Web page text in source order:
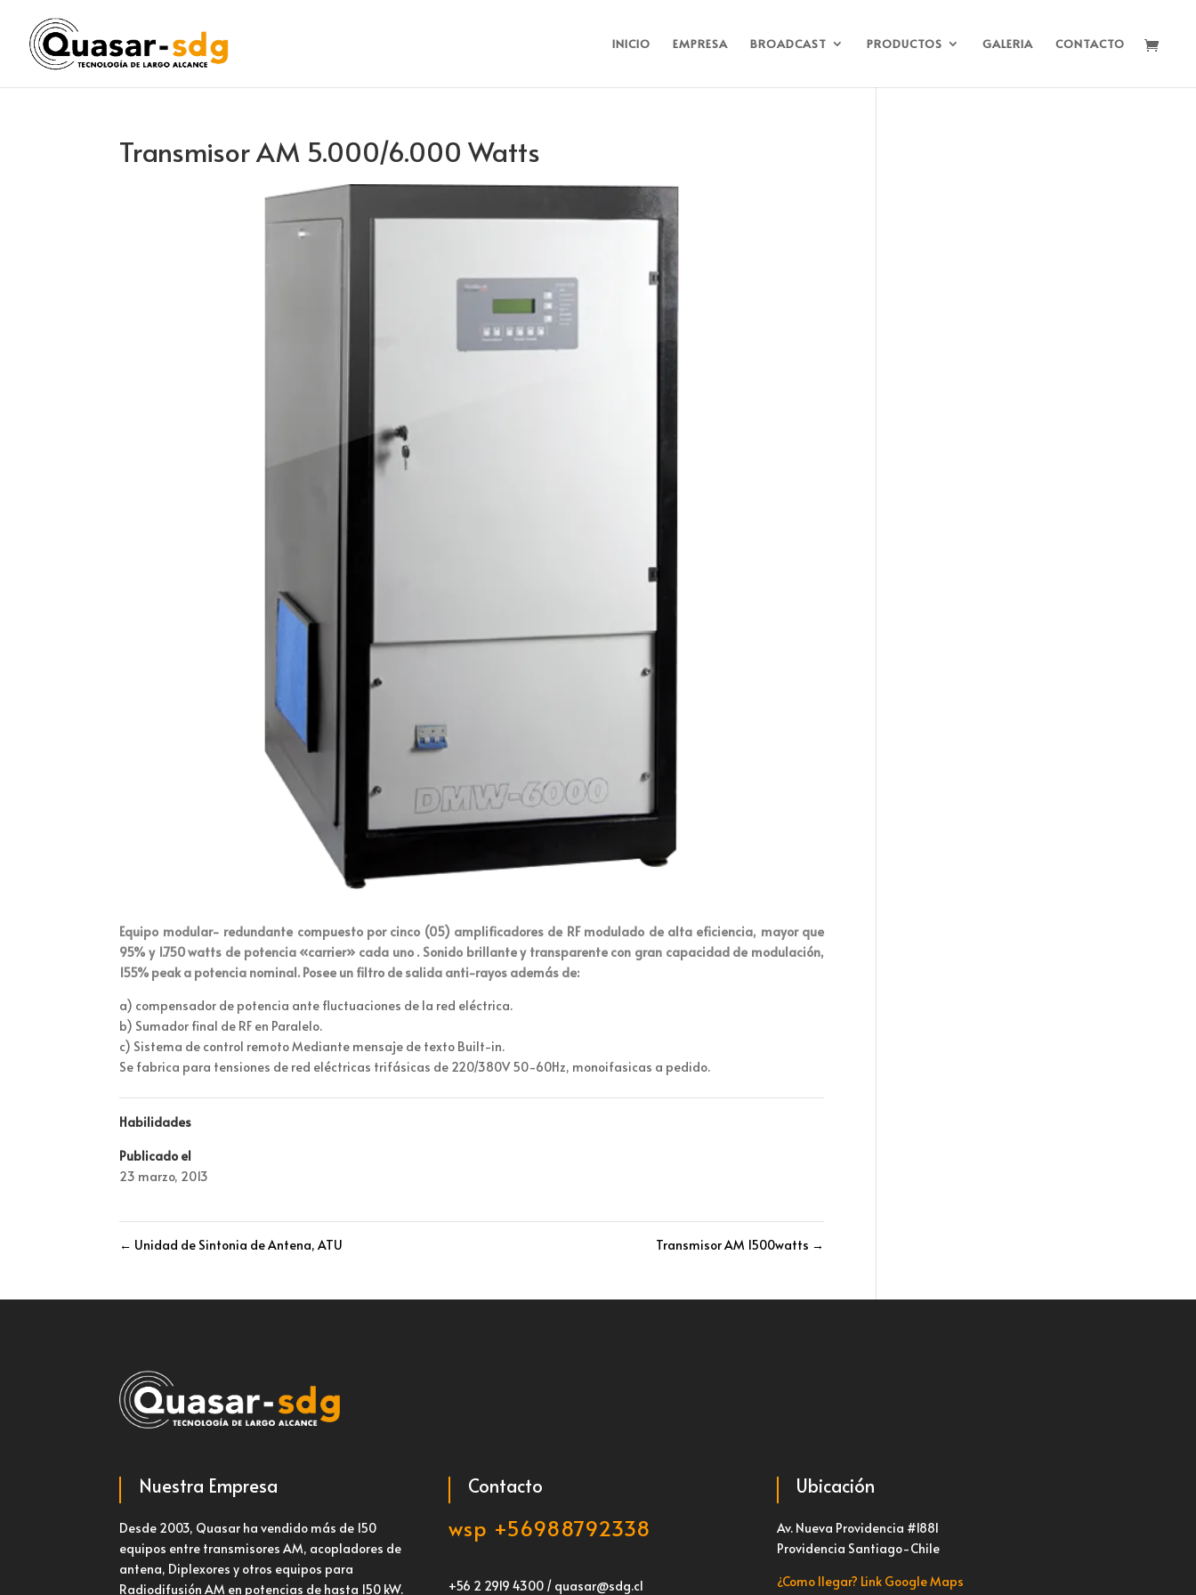
INICIO EMPRESA BROADCAST PRODUCTOS GALERIA CONTACTO
Transmisor AM 5.000/6.000 Watts
Equipo modular- redundante compuesto por cinco (05) amplificadores de RF modulado de alta eficiencia, mayor que
95% y 1.750 watts de potencia «carrier» cada uno . Sonido brillante y transparente con gran capacidad de modulación,
155% peak a potencia nominal. Posee un filtro de salida anti-rayos además de:
a) compensador de potencia ante fluctuaciones de la red eléctrica.
b) Sumador final de RF en Paralelo.
c) Sistema de control remoto Mediante mensaje de texto Built-in.
Se fabrica para tensiones de red eléctricas trifásicas de 220/380V 50-60Hz, monoifasicas a pedido.
Habilidades
Publicado el
23 marzo, 2013
← Unidad de Sintonia de Antena, ATU Transmisor AM 1500watts →
Nuestra Empresa
Desde 2003, Quasar ha vendido más de 150
equipos entre transmisores AM, acopladores de
antena, Diplexores y otros equipos para
Radiodifusión AM en potencias de hasta 150 kW.
Contacto
wsp +56988792338
+56 2 2919 4300 / quasar@sdg.cl
Ubicación
Av. Nueva Providencia #1881
Providencia Santiago-Chile
¿Como llegar? Link Google Maps